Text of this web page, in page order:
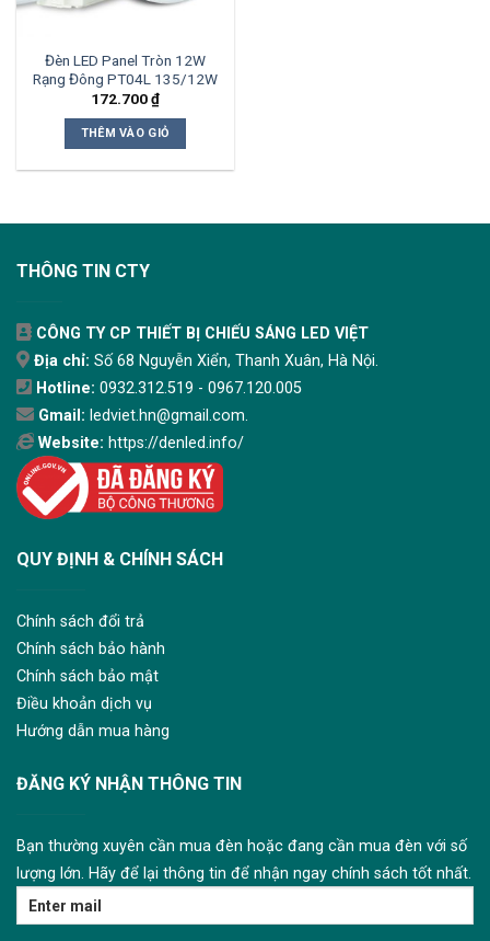
Đèn LED Panel Tròn 12W
Rạng Đông PT04L 135/12W
172.700₫
THÊM VÀO GIỎ
THÔNG TIN CTY
CÔNG TY CP THIẾT BỊ CHIẾU SÁNG LED VIỆT
Địa chỉ: Số 68 Nguyễn Xiển, Thanh Xuân, Hà Nội.
Hotline: 0932.312.519 - 0967.120.005
Gmail: ledviet.hn@gmail.com.
Website: https://denled.info/
QUY ĐỊNH & CHÍNH SÁCH
Chính sách đổi trả
Chính sách bảo hành
Chính sách bảo mật
Điều khoản dịch vụ
Hướng dẫn mua hàng
ĐĂNG KÝ NHẬN THÔNG TIN
Bạn thường xuyên cần mua đèn hoặc đang cần mua đèn với số
lượng lớn. Hãy để lại thông tin để nhận ngay chính sách tốt nhất.